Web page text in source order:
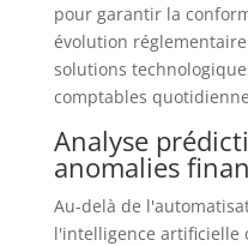
pour garantir la
évolution
solutions
comptables
Analyse
anomalies
Au-delà de
l'intelligence artificielle